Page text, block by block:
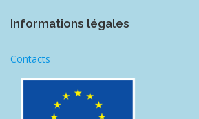
Informations légales
Contacts